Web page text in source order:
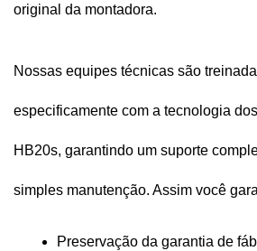
original da montadora.
Nossas equipes técnicas são
especificamente com a tecnologia
HB20s, garantindo um suporte
simples manutenção. Assim você
Preservação da garantia de